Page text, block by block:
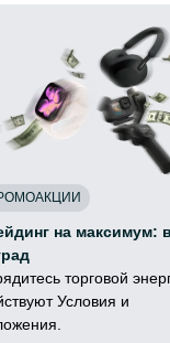
на максимум:
торговой
Условия и